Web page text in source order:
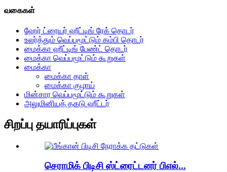
வகைகள்
ஹேர் ட்ரையர் ஹீட்டிங் ரேக் தொடர்
உலர்த்தும் வெப்பமூட்டும் கம்பி தொடர்
மைக்கா ஹீட்டிங் பேண்ட் தொடர்
மைக்கா வெப்பமூட்டும் கூறுகள்
மைக்கா
மைக்கா தாள்
மைக்கா குழாய்
மின்சார வெப்பமூட்டும் கூறுகள்
அலுமினியத் தகடு ஹீட்டர்
சிறப்பு தயாரிப்புகள்
செராமிக் பிடிசி ஸ்ட்ரைட்டனர் பிஎல்...